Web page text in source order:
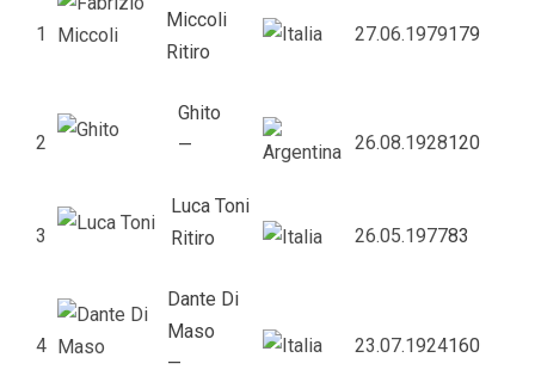
1
Miccoli
Ritiro
27.06.1979179
2
Ghito
—
26.08.1928120
3
Luca Toni
Ritiro
26.05.197783
4
Dante Di
Maso
—
23.07.1924160